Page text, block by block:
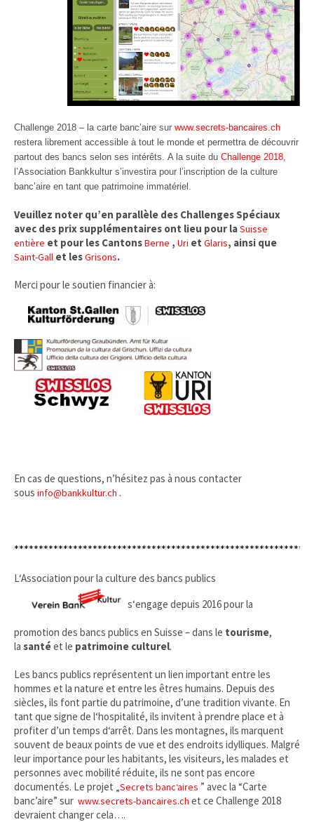
Challenge 2018 – la carte banc’aire sur www.secrets-bancaires.ch
restera librement accessible à tout le monde et permettra de découvrir
partout des bancs selon ses intérêts. A la suite du Challenge 2018
l’Association Bankkultur s’investira pour l’inscription de la culture
banc’aire en tant que patrimoine immatériel.
Veuillez noter qu’en parallèle des Challenges Spéciaux
avec des prix supplémentaires ont lieu pour laSuisse
entière et pour les CantonsBerne , Uri et Glaris, ainsi que
Saint-Gall et lesGrisons.
Merci pour le soutien financier à:
En cas de questions, n’hésitez pas à nous contacter
sous info@bankkultur.ch .
L‘Association pour la culture des bancs publics
s‘engage depuis 2016 pour la
promotion des bancs publics en Suisse – dans le tourisme,
la santéet le patrimoine culturel.
Les bancs publics représentent un lien important entre les
hommes et la nature et entre les êtres humains. Depuis des
siècles, ils font partie du patrimoine, d’une tradition vivante. En
tant que signe de l‘hospitalité, ils invitent à prendre place et à
profiter d’un temps d‘arrêt. Dans les montagnes, ils marquent
souvent de beaux points de vue et des endroits idylliques. Malgré
leur importance pour les habitants, les visiteurs, les malades et
personnes avec mobilité réduite, ils ne sont pas encore
documentés. Le projet „Secrets banc‘aires ” avec la “Carte
banc’aire” sur www.secrets-bancaires.ch et ce Challenge 2018
devraient changer cela….